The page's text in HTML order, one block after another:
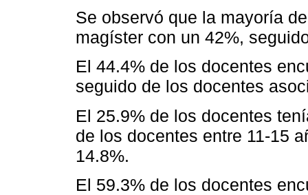
Se observó que la mayoría
magíster con un 42%,
El 44.4% de los docentes
seguido de los docentes
El 25.9% de los docentes
de los docentes entre 11-15
14.8%.
El 59.3% de los docentes